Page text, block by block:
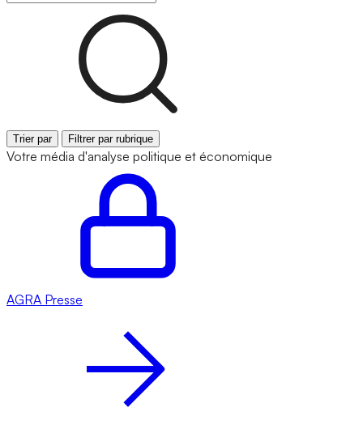
Trier par Filtrer par rubrique
Votre média d'analyse politique et économique
AGRA Presse